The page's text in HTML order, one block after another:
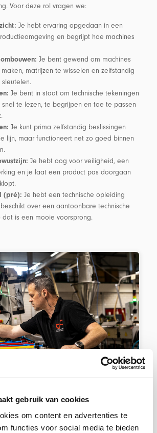
gebruik van cookies
om content en advertenties te
functies voor social media te bieden
Voor deze rol vragen we:
Je hebt ervaring opgedaan in een
en begrijpt hoe machines
Je bent gewend om machines
matrijzen te wisselen en zelfstandig
Je bent in staat om technische tekeningen
snel te lezen, te begrijpen en toe te passen
Je kunt prima zelfstandig beslissingen
lijn, maar functioneert net zo goed binnen
Je hebt oog voor veiligheid, een
en je laat een product pas doorgaan
(pré): Je hebt een technische opleiding
over een aantoonbare technische
dat is een mooie voorsprong.
wij jou?
team met een nuchtere mentaliteit.
verstaan, elkaar helpen en samen